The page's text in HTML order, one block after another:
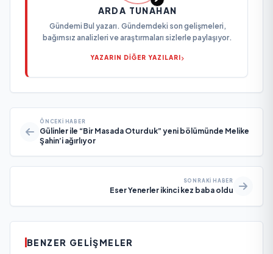
ARDA TUNAHAN
Gündemi Bul yazarı. Gündemdeki son gelişmeleri,
bağımsız analizleri ve araştırmaları sizlerle paylaşıyor.
YAZARIN DİĞER YAZILARI
ÖNCEKI HABER
Gülinler ile “Bir Masada Oturduk” yeni bölümünde Melike
Şahin’i ağırlıyor
SONRAKI HABER
Eser Yenerler ikinci kez baba oldu
BENZER GELIŞMELER